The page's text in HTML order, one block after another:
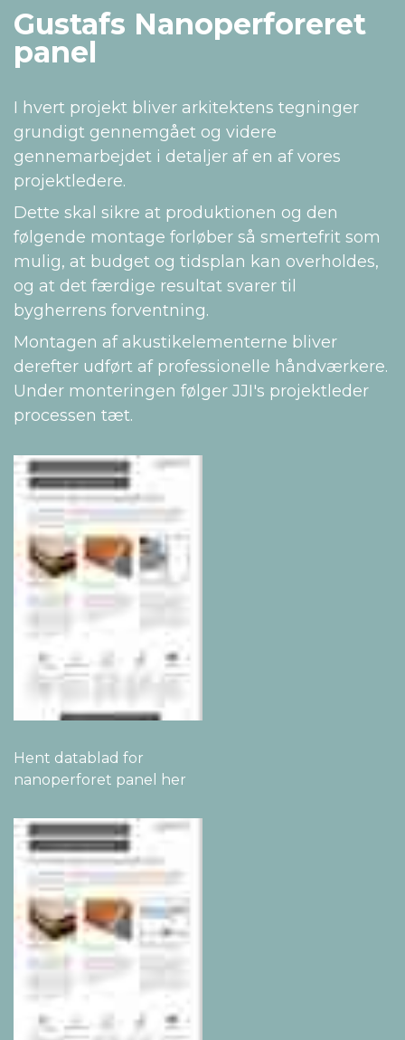
Gustafs Nanoperforeret
panel
I hvert projekt bliver arkitektens tegninger
grundigt gennemgået og videre
gennemarbejdet i detaljer af en af vores
projektledere.
Dette skal sikre at produktionen og den
følgende montage forløber så smertefrit som
mulig, at budget og tidsplan kan overholdes,
og at det færdige resultat svarer til
bygherrens forventning.
Montagen af akustikelementerne bliver
derefter udført af professionelle håndværkere.
Under monteringen følger JJI's projektleder
processen tæt.
Hent datablad for
nanoperforet panel her